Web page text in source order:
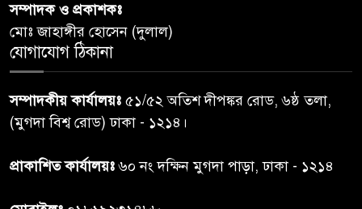
তদন্ত শেষ পর্যায়ে, দ্রুত চার্জশিট
৬
ঝড়বৃষ্টির পূর্বাভাস
৭
প্রধানমন্ত্রীর সঙ্গে দেখা করে স্বপ্নপূরণ
অনুশ্রীর, মিলল হারমোনিয়াম
৮
সম্পাদক ও প্রকাশকঃ
মোঃ জাহাঙ্গীর হোসেন (দুলাল)
যোগাযোগ ঠিকানা
সম্পাদকীয় কার্যালয়ঃ ৫১/৫২ অতিশ দীপঙ্কর রোড, ৬ষ্ঠ তলা,
(মুগদা বিশ্ব রোড) ঢাকা - ১২১৪।
প্রাকাশিত কার্যালয়ঃ৬০ নং দক্ষিন মুগদা পাড়া, ঢাকা - ১২১৪